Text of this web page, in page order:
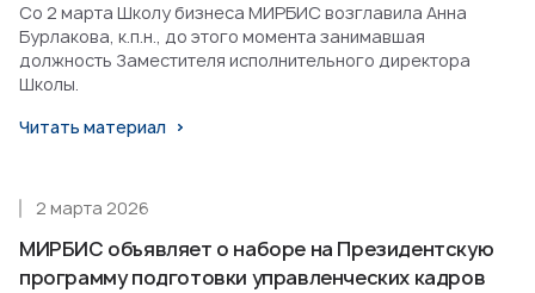
Со 2 марта Школу бизнеса МИРБИС возглавила Анна
Бурлакова, к.п.н., до этого момента занимавшая
должность Заместителя исполнительного директора
Школы.
Читать материал
МИРБИС объявляет о наборе на Президентскую
программу подготовки управленческих кадров
2 марта 2026